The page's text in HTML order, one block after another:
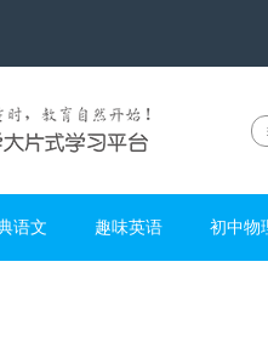
语文 趣味英语 初中物